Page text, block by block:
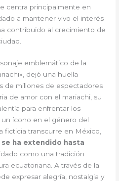
centra principalmente en
a mantener vivo el interés
contribuido al crecimiento de
emblemático de la
dejó una huella
de millones de espectadores
de amor con el mariachi, su
para enfrentar los
ícono en el género del
ficticia transcurre en México,
se ha extendido hasta
como una tradición
ecuatoriana. A través de la
expresar alegría, nostalgia y